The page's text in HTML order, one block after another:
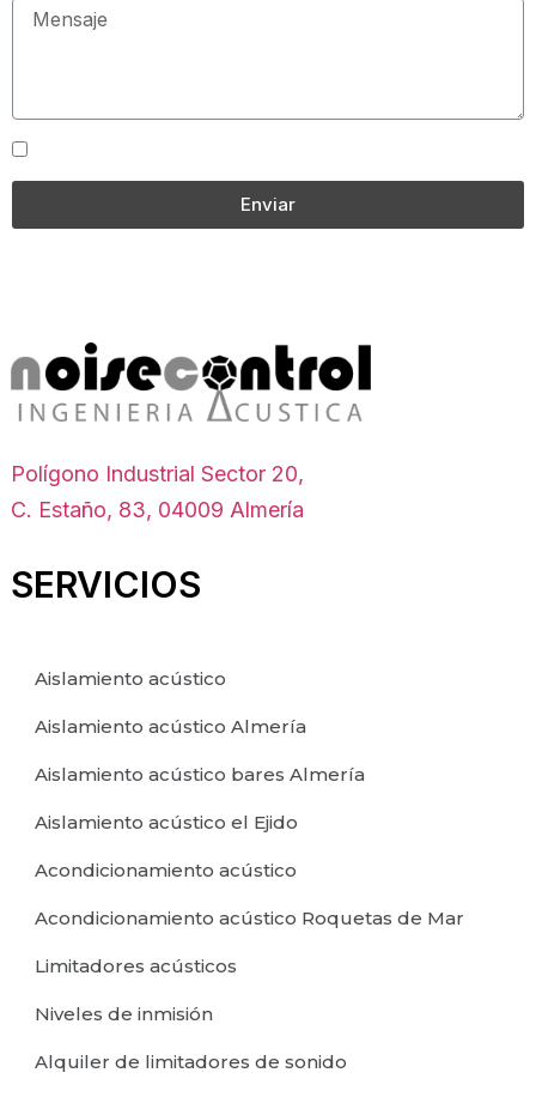
Enviar
Polígono Industrial Sector 20,
C. Estaño, 83, 04009 Almería
SERVICIOS
Aislamiento acústico
Aislamiento acústico Almería
Aislamiento acústico bares Almería
Aislamiento acústico el Ejido
Acondicionamiento acústico
Acondicionamiento acústico Roquetas de Mar
Limitadores acústicos
Niveles de inmisión
Alquiler de limitadores de sonido